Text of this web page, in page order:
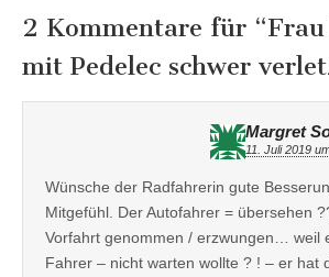
2 Kommentare für “
mit Pedelec schwer
Margret
11. Juli 2019
Wünsche der Radfahrerin gute
Mitgefühl. Der Autofahrer = übersehen
Vorfahrt genommen / erzwungen… weil
Fahrer – nicht warten wollte ? ! – er hat